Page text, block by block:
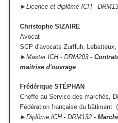
►Licence et diplôme ICH -
Christophe SIZAIRE
Avocat
SCP d'avocats Zurfluh,
►Master ICH - DRM203 -
maîtrise d'ouvrage
Frédérique STÉPHAN
Cheffe au Service des marchés,
Fédération française du bâtiment
►Diplôme ICH - DRM132 -